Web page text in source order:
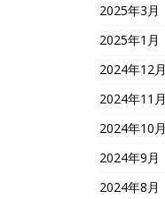
2025年3月
2025年1月
2024年12月
2024年11月
2024年10月
2024年9月
2024年8月